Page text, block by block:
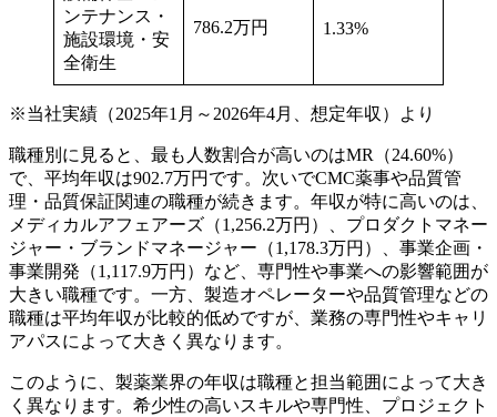
ンテナンス・
施設環境・安
全衛生
786.2万円 1.33%
※当社実績（2025年1月～2026年4月、想定年収）より
職種別に見ると、最も人数割合が高いのはMR（24.60%）
で、平均年収は902.7万円です。次いでCMC薬事や品質管
理・品質保証関連の職種が続きます。年収が特に高いのは、
メディカルアフェアーズ（1,256.2万円）、プロダクトマネー
ジャー・ブランドマネージャー（1,178.3万円）、事業企画・
事業開発（1,117.9万円）など、専門性や事業への影響範囲が
大きい職種です。一方、製造オペレーターや品質管理などの
職種は平均年収が比較的低めですが、業務の専門性やキャリ
アパスによって大きく異なります。
このように、製薬業界の年収は職種と担当範囲によって大き
く異なります。希少性の高いスキルや専門性、プロジェクト